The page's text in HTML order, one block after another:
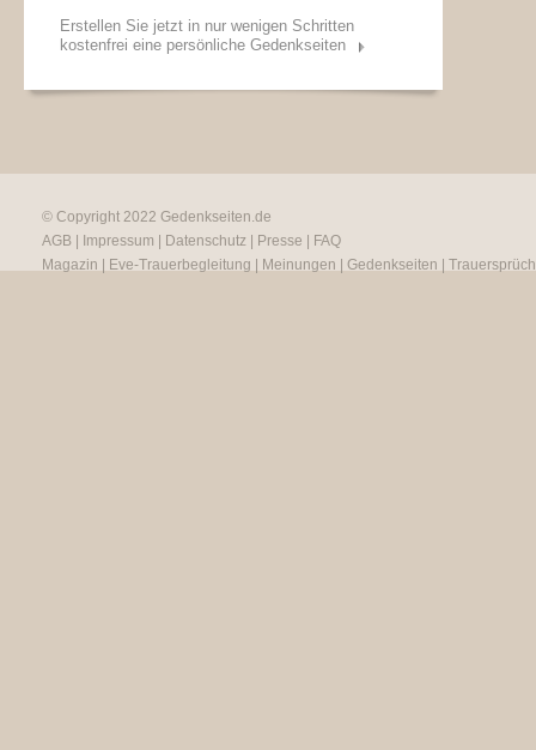
Erstellen Sie jetzt in nur wenigen Schritten
kostenfrei eine persönliche Gedenkseiten
© Copyright 2022 Gedenkseiten.de
AGB
Impressum Datenschutz Presse
FAQ
Magazin
Eve-Trauerbegleitung Meinungen Gedenkseiten